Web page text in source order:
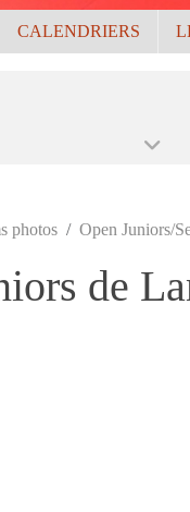
CALENDRIERS
photos Open Juniors/
de